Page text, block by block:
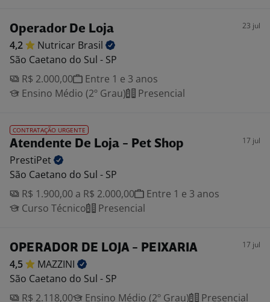
Operador De Loja 23 jul
4,2 Nutricar Brasil
São Caetano do Sul - SP
R$ 2.000,00
Entre 1 e 3 anos
Ensino Médio (2º Grau)
Presencial
CONTRATAÇÃO URGENTE
Atendente De Loja - Pet Shop 17 jul
PrestiPet
São Caetano do Sul - SP
R$ 1.900,00 a R$ 2.000,00
Entre 1 e 3 anos
Curso Técnico
Presencial
OPERADOR DE LOJA - PEIXARIA 17 jul
4,5
MAZZINI
São Caetano do Sul - SP
R$ 2.118,00
Ensino Médio (2º Grau)
Presencial